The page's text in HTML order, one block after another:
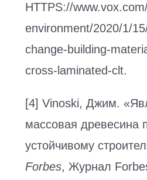
HTTPS://
environment/2020/1/
change-building-
cross-laminated-clt.
[4] Vinoski, Джим.
массовая древесина
устойчивому
Forbes, Журнал